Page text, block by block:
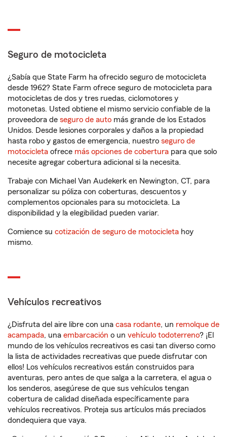
Seguro de motocicleta
¿Sabía que State Farm ha ofrecido seguro de motocicleta
desde 1962? State Farm ofrece seguro de motocicleta para
motocicletas de dos y tres ruedas, ciclomotores y
motonetas. Usted obtiene el mismo servicio confiable de la
proveedora de seguro de auto más grande de los Estados
Unidos. Desde lesiones corporales y daños a la propiedad
hasta robo y gastos de emergencia, nuestro seguro de
motocicleta ofrece más opciones de cobertura para que solo
necesite agregar cobertura adicional si la necesita.
Trabaje con Michael Van Audekerk en Newington, CT, para
personalizar su póliza con coberturas, descuentos y
complementos opcionales para su motocicleta. La
disponibilidad y la elegibilidad pueden variar.
Comience su cotización de seguro de motocicleta hoy
mismo.
Vehículos recreativos
¿Disfruta del aire libre con una casa rodante, un remolque de
acampada, una embarcación o un vehículo todoterreno? ¡El
mundo de los vehículos recreativos es casi tan diverso como
la lista de actividades recreativas que puede disfrutar con
ellos! Los vehículos recreativos están construidos para
aventuras, pero antes de que salga a la carretera, el agua o
los senderos, asegúrese de que sus vehículos tengan
cobertura de calidad diseñada específicamente para
vehículos recreativos. Proteja sus artículos más preciados
dondequiera que vaya.